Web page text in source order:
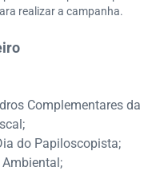
realizar a campanha.
Complementares da
do Papiloscopista;